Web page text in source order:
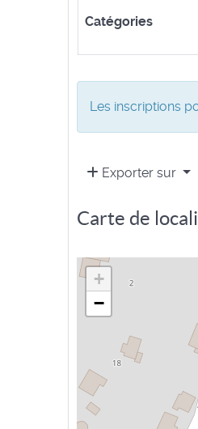
Catégories
Les inscriptions
Exporter sur
Carte de
+
−